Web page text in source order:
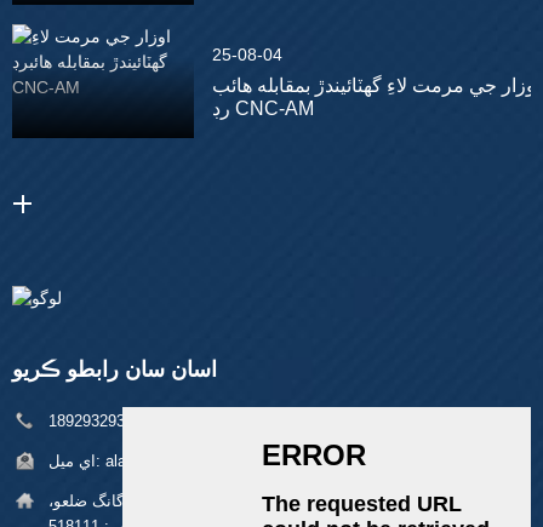
25-08-04
اوزار جي مرمت لاءِ گھٽائيندڙ بمقابله هائب
رڊ CNC-AM
اسان سان رابطو ڪريو
اي ميل: alan@pftworld.com
بلڊنگ 49، فومين انڊسٽريل پارڪ، پنگھو ڳوٺ، لانگ گانگ ضلعو،